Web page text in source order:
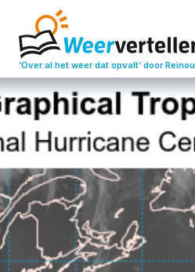
‘Over al het weer dat opvalt’ door